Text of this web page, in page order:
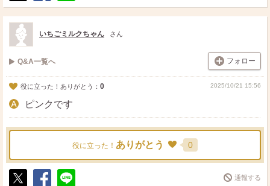
ポ
ス
ト
シ
ェ
送
る
いちごミルクちゃん さん
Q&A一覧へ フォロー
役に立った！ありがとう： 0 2025/10/21 15:56
ピンクです
役に立った！ ありがとう 0
通報する